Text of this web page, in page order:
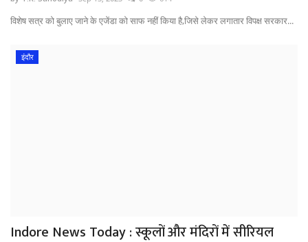
विशेष सत्र को बुलाए जाने के एजेंडा को साफ नहीं किया है,जिसे लेकर लगातार विपक्ष सरकार...
इंदौर
Indore News Today : स्कूलों और मंदिरों में सीरियल